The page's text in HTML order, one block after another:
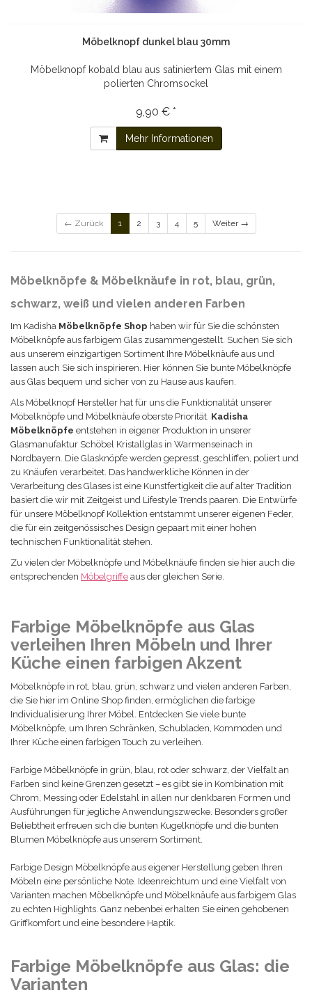
Möbelknopf dunkel blau 30mm
Möbelknopf kobald blau aus satiniertem Glas mit einem
polierten Chromsockel
9,90 € *
Mehr Informationen
← Zurück 1 2 3 4 5 Weiter →
Möbelknöpfe & Möbelknäufe in rot, blau, grün,
schwarz, weiß und vielen anderen Farben
Im Kadisha Möbelknöpfe Shop haben wir für Sie die schönsten
Möbelknöpfe aus farbigem Glas zusammengestellt. Suchen Sie sich
aus unserem einzigartigen Sortiment Ihre Möbelknäufe aus und
lassen auch Sie sich inspirieren. Hier können Sie bunte Möbelknöpfe
aus Glas bequem und sicher von zu Hause aus kaufen.
Als Möbelknopf Hersteller hat für uns die Funktionalität unserer
Möbelknöpfe und Möbelknäufe oberste Priorität. Kadisha
Möbelknöpfe entstehen in eigener Produktion in unserer
Glasmanufaktur Schöbel Kristallglas in Warmenseinach in
Nordbayern. Die Glasknöpfe werden gepresst, geschliffen, poliert und
zu Knäufen verarbeitet. Das handwerkliche Können in der
Verarbeitung des Glases ist eine Kunstfertigkeit die auf alter Tradition
basiert die wir mit Zeitgeist und Lifestyle Trends paaren. Die Entwürfe
für unsere Möbelknopf Kollektion entstammt unserer eigenen Feder,
die für ein zeitgenössisches Design gepaart mit einer hohen
technischen Funktionalität stehen.
Zu vielen der Möbelknöpfe und Möbelknäufe finden sie hier auch die
entsprechenden Möbelgriffe aus der gleichen Serie.
Farbige Möbelknöpfe aus Glas
verleihen Ihren Möbeln und Ihrer
Küche einen farbigen Akzent
Möbelknöpfe in rot, blau, grün, schwarz und vielen anderen Farben,
die Sie hier im Online Shop finden, ermöglichen die farbige
Individualisierung Ihrer Möbel. Entdecken Sie viele bunte
Möbelknöpfe, um Ihren Schränken, Schubladen, Kommoden und
Ihrer Küche einen farbigen Touch zu verleihen.
Farbige Möbelknöpfe in grün, blau, rot oder schwarz, der Vielfalt an
Farben sind keine Grenzen gesetzt – es gibt sie in Kombination mit
Chrom, Messing oder Edelstahl in allen nur denkbaren Formen und
Ausführungen für jegliche Anwendungszwecke. Besonders großer
Beliebtheit erfreuen sich die bunten Kugelknöpfe und die bunten
Blumen Möbelknöpfe aus unserem Sortiment.
Farbige Design Möbelknöpfe aus eigener Herstellung geben Ihren
Möbeln eine persönliche Note. Ideenreichtum und eine Vielfalt von
Varianten machen Möbelknöpfe und Möbelknäufe aus farbigem Glas
zu echten Highlights. Ganz nebenbei erhalten Sie einen gehobenen
Griffkomfort und eine besondere Haptik.
Farbige Möbelknöpfe aus Glas: die
Varianten